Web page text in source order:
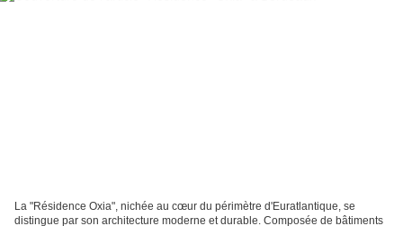
La "Résidence Oxia", nichée au cœur du périmètre d'Euratlantique, se
distingue par son architecture moderne et durable. Composée de bâtiments